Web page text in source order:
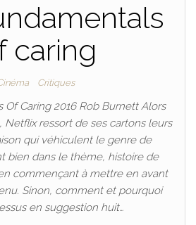
caring
Critiques
Of Caring 2016 Rob Burnett Alors
ressort de ses cartons leurs
qui véhiculent le genre de
bien dans le thème, histoire de
commençant à mettre en avant
Sinon, comment et pourquoi
en suggestion huit…